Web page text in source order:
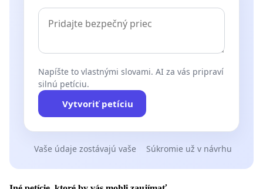
Napíšte to vlastnými slovami. AI za vás pripraví
silnú petíciu.
Vytvoriť petíciu
Vaše údaje zostávajú vaše Súkromie už v návrhu